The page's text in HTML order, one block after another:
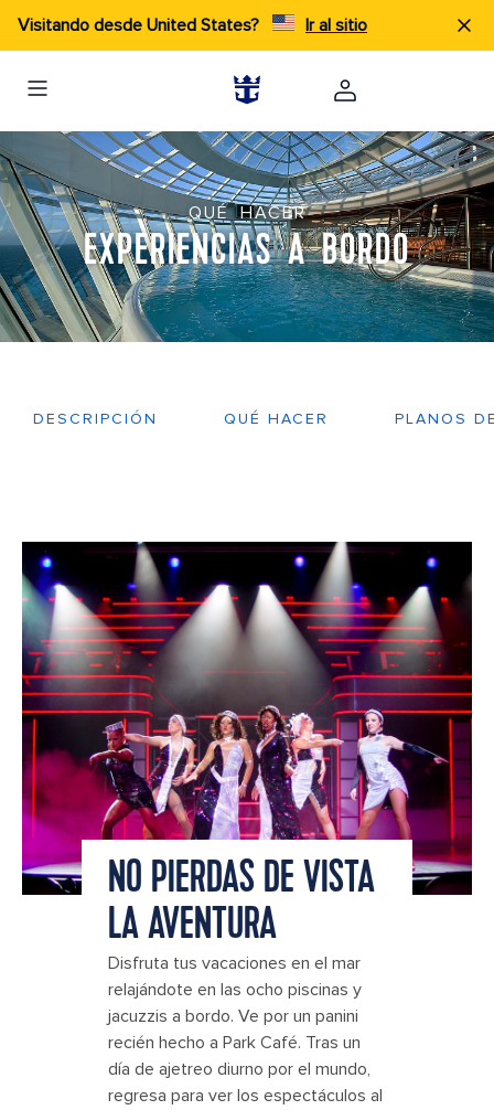
Visitando desde United States? Ir al sitio
QUÉ HACER
EXPERIENCIAS A BORDO
DESCRIPCIÓN QUÉ HACER PLANOS
NO PIERDAS DE VISTA
LA AVENTURA
Disfruta tus vacaciones en el mar
relajándote en las ocho piscinas y
jacuzzis a bordo. Ve por un panini
recién hecho a Park Café. Tras un
día de ajetreo diurno por el mundo,
regresa para ver los espectáculos al